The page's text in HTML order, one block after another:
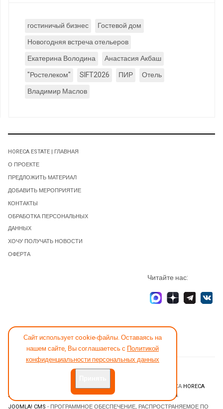
гостиничый бизнес
Гостевой дом
Новогодняя встреча отельеров
Екатерина Володина
Анастасия Акбаш
"Ростелеком"
SIFT2026 ПИР
Отель
Владимир Маслов
Сайт использует cookie-файлы. Оставаясь на
нашем сайте, Вы соглашаетесь с Политикой
конфиденциальности персональных данных
HORECA ESTATE | ГЛАВНАЯ
О ПРОЕКТЕ
ПРЕДЛОЖИТЬ МАТЕРИАЛ
ДОБАВИТЬ МЕРОПРИЯТИЕ
КОНТАКТЫ
ОБРАБОТКА ПЕРСОНАЛЬНЫХ
ДАННЫХ
ХОЧУ ПОЛУЧАТЬ НОВОСТИ
ОФЕРТА
Читайте нас:
© 2026 НОВОСТИ ГОСТИНИЧНОГО И РЕСТОРАННОГО БИЗНЕСА HORECA
ESTATE
. ВСЕ ПРАВА ЗАЩИЩЕНЫ. DESIGNED BY JOOMLART.COM.
JOOMLA! CMS - ПРОГРАММНОЕ ОБЕСПЕЧЕНИЕ, РАСПРОСТРАНЯЕМОЕ ПО